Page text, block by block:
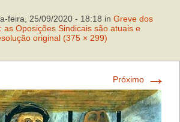
feira, 25/09/2020 - 18:18 in Greve dos
as Oposições Sindicais são atuais e
original (375 × 299)
Próximo →